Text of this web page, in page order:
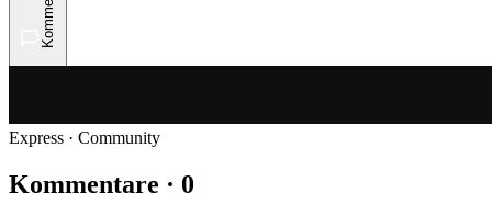
Express · Community
Kommentare · 0